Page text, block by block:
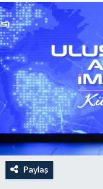
Paylaş